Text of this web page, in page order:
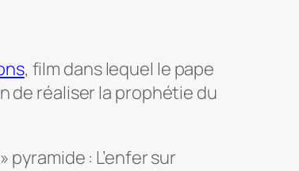
, film dans lequel le pape
de réaliser la prophétie du
: L’enfer sur